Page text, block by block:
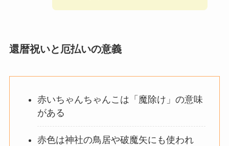
還暦祝いと厄払いの意義
赤いちゃんちゃんこは「魔除け」の意味
がある
赤色は神社の鳥居や破魔矢にも使われ